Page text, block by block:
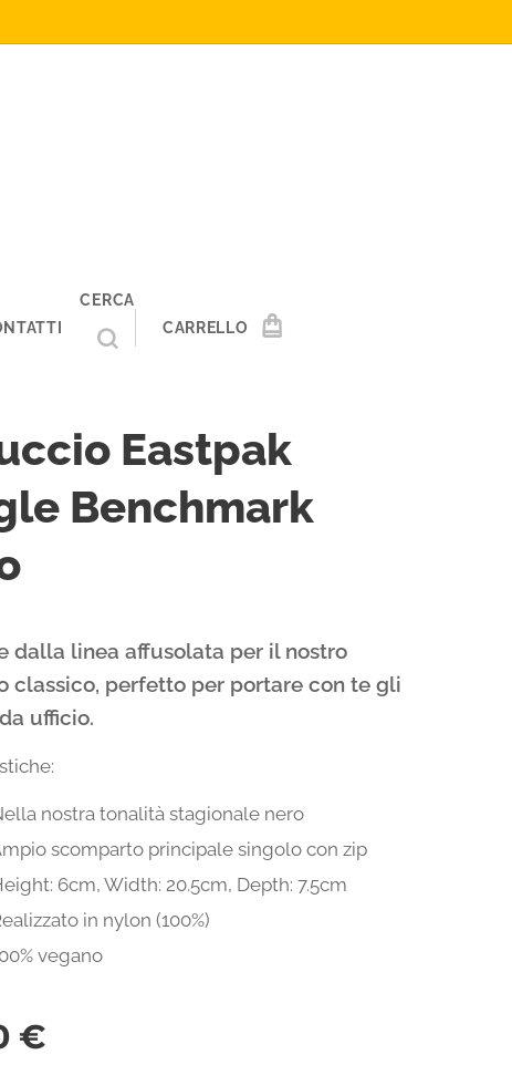
CERCA
CARRELLO
Eastpak
Benchmark
dalla linea affusolata per il nostro
classico, perfetto per portare con te gli
ufficio.
nostra tonalità stagionale nero
scomparto principale singolo con zip
6cm, Width: 20.5cm, Depth: 7.5cm
in nylon (100%)
vegano
€